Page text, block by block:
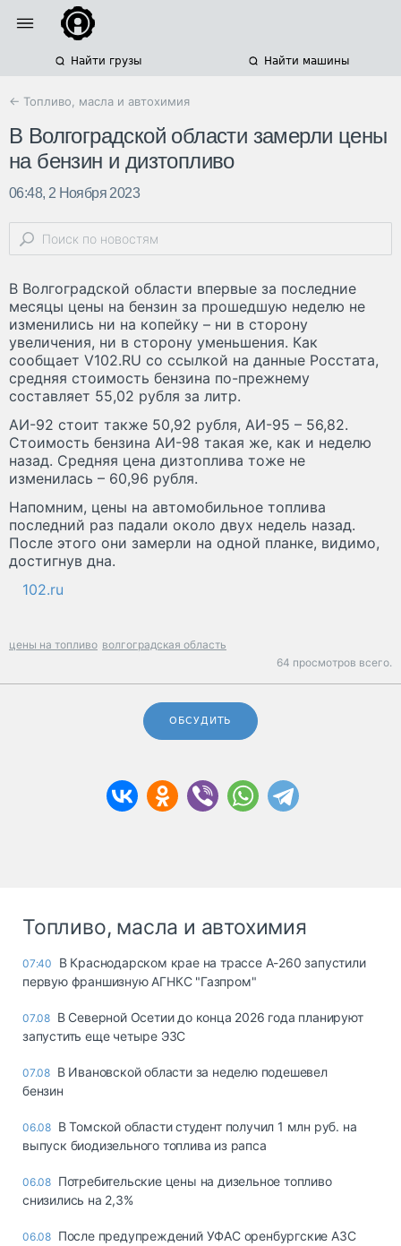
Найти грузы Найти машины
← Топливо, масла и автохимия
В Волгоградской области замерли цены
на бензин и дизтопливо
06:48, 2 Ноября 2023
В Волгоградской области впервые за последние
месяцы цены на бензин за прошедшую неделю не
изменились ни на копейку – ни в сторону
увеличения, ни в сторону уменьшения. Как
сообщает V102.RU со ссылкой на данные Росстата,
средняя стоимость бензина по-прежнему
составляет 55,02 рубля за литр.
АИ-92 стоит также 50,92 рубля, АИ-95 – 56,82.
Стоимость бензина АИ-98 такая же, как и неделю
назад. Средняя цена дизтоплива тоже не
изменилась – 60,96 рубля.
Напомним, цены на автомобильное топлива
последний раз падали около двух недель назад.
После этого они замерли на одной планке, видимо,
достигнув дна.
102.ru
цены на топливо волгоградская область
64 просмотров всего.
ОБСУДИТЬ
Топливо, масла и автохимия
07:40
В Краснодарском крае на трассе А-260 запустили
первую франшизную АГНКС "Газпром"
07.08 В Северной Осетии до конца 2026 года планируют
запустить еще четыре ЭЗС
07.08 В Ивановской области за неделю подешевел
бензин
06.08 В Томской области студент получил 1 млн руб. на
выпуск биодизельного топлива из рапса
06.08 Потребительские цены на дизельное топливо
снизились на 2,3%
06.08 После предупреждений УФАС оренбургские АЗС